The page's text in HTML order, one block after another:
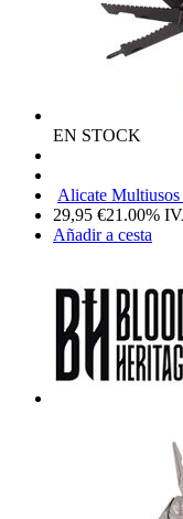
EN STOCK
Alicate
29,95 €21.00%
Añadir a cesta